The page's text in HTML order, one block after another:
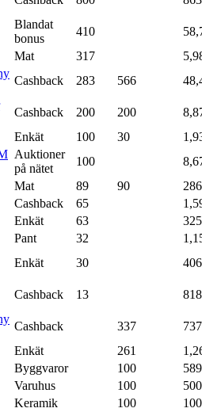
Blandat
bonus
410
Mat 317
Cashback 283 566
Cashback 200 200
Enkät 100 30
Auktioner
på nätet
100
Mat 89 90
286
Cashback 65
Enkät 63
325
Pant 32
Enkät 30
406
Cashback 13 818
Cashback 337
737
Enkät 261
Byggvaror 100
589
Varuhus 100
500
Keramik 100
100